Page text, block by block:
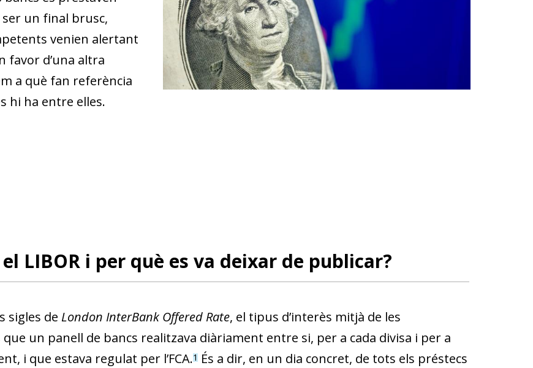
un final brusc,
venien alertant
favor d’una altra
a què fan referència
hi ha entre elles.
LIBOR i per què es va deixar de publicar?
sigles de London InterBank Offered Rate, el tipus d’interès mitjà de les
un panell de bancs realitzava diàriament entre si, per a cada divisa i per a
i que estava regulat per l’FCA.1És a dir, en un dia concret, de tots els préstecs